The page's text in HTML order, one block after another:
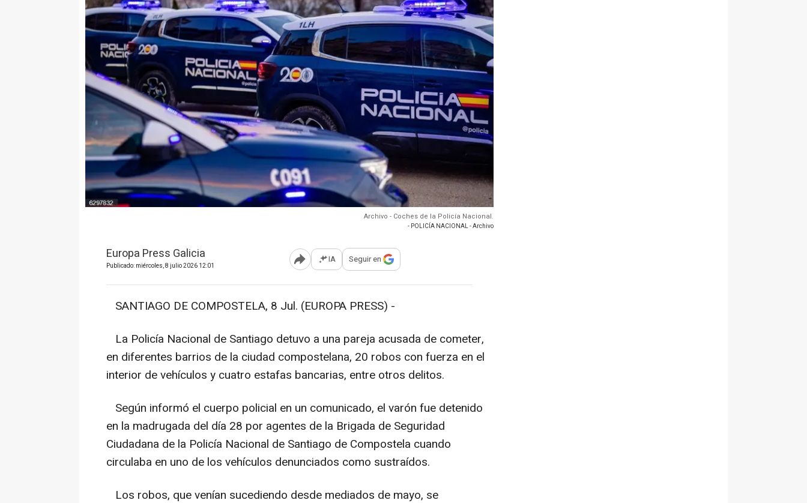
Archivo - Coches de la Policía Nacional.
- POLICÍA NACIONAL - Archivo
Europa Press Galicia
Publicado: miércoles, 8 julio 2026 12:01 Abrir opciones para compartir
IA Seguir en
SANTIAGO DE COMPOSTELA, 8 Jul. (EUROPA PRESS) -
La Policía Nacional de Santiago detuvo a una pareja acusada de cometer,
en diferentes barrios de la ciudad compostelana, 20 robos con fuerza en el
interior de vehículos y cuatro estafas bancarias, entre otros delitos.
Según informó el cuerpo policial en un comunicado, el varón fue detenido
en la madrugada del día 28 por agentes de la Brigada de Seguridad
Ciudadana de la Policía Nacional de Santiago de Compostela cuando
circulaba en uno de los vehículos denunciados como sustraídos.
Los robos, que venían sucediendo desde mediados de mayo, se